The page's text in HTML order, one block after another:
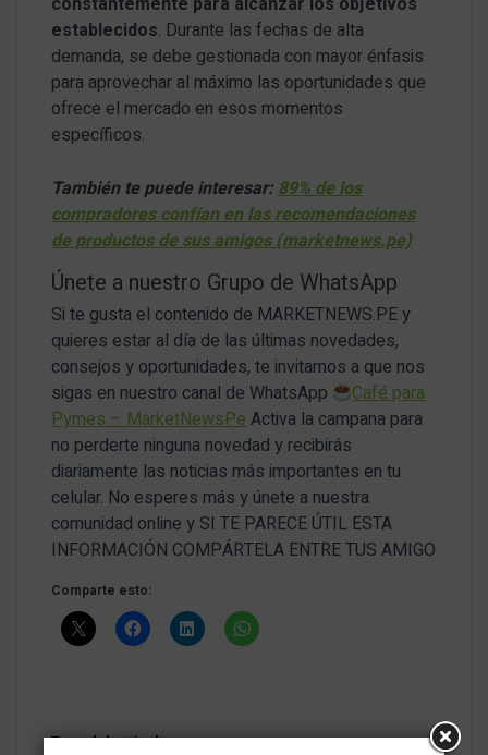
establecidos. Durante las fechas de alta
demanda, se debe gestionada con mayor énfasis
para aprovechar al máximo las oportunidades que
ofrece el mercado en esos momentos
específicos.
También te puede interesar:89% de los
compradores confían en las recomendaciones
de productos de sus amigos (marketnews.pe)
Únete a nuestro Grupo de WhatsApp
Si te gusta el contenido de MARKETNEWS.PE y
quieres estar al día de las últimas novedades,
consejos y oportunidades, te invitamos a que nos
sigas en nuestro canal de WhatsApp
Café para
Pymes – MarketNewsPeActiva la campana para
no perderte ninguna novedad y recibirás
diariamente las noticias más importantes en tu
celular. No esperes más y únete a nuestra
comunidad online y SI TE PARECE ÚTIL ESTA
INFORMACIÓN COMPÁRTELA ENTRE TUS AMIGO
Comparte esto:
Tags del artículo